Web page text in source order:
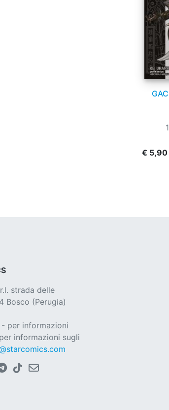
€ 5,90
strada delle
Bosco (Perugia)
- per informazioni
informazioni sugli